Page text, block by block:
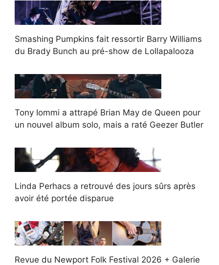
Smashing Pumpkins fait ressortir Barry Williams
du Brady Bunch au pré-show de Lollapalooza
Tony Iommi a attrapé Brian May de Queen pour
un nouvel album solo, mais a raté Geezer Butler
Linda Perhacs a retrouvé des jours sûrs après
avoir été portée disparue
Revue du Newport Folk Festival 2026 + Galerie